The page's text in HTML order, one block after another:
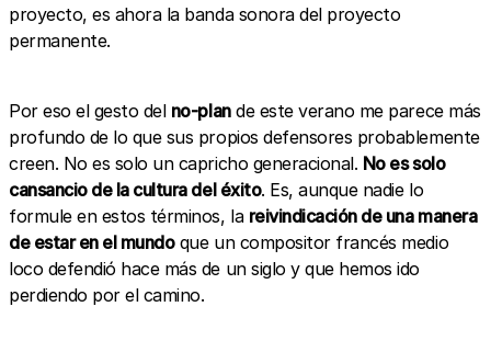
proyecto, es ahora la banda sonora del proyecto
permanente.
Por eso el gesto del no-plande este verano me parece más
profundo de lo que sus propios defensores probablemente
creen. No es solo un capricho generacional. No es solo
cansancio de la cultura del éxito. Es, aunque nadie lo
formule en estos términos, la reivindicación de una manera
de estar en el mundoque un compositor francés medio
loco defendió hace más de un siglo y que hemos ido
perdiendo por el camino.